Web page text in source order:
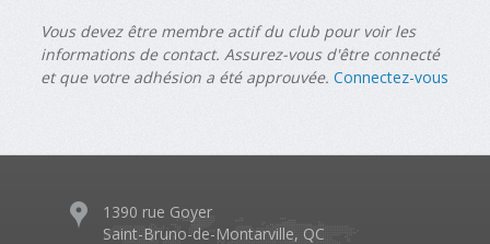
Vous devez être membre actif du club pour voir les
informations de contact. Assurez-vous d'être connecté
et que votre adhésion a été approuvée. Connectez-vous
1390 rue Goyer
Saint-Bruno-de-Montarville, QC